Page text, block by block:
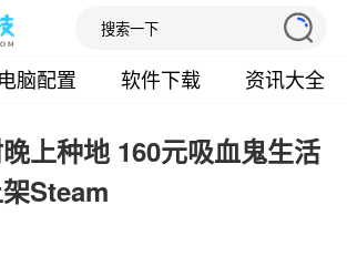
电脑配置 软件下载 资讯大全
上种地 160元吸血鬼生活
Steam